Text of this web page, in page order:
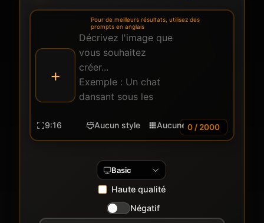
0 / 2000
Pour de meilleurs résultats, utilisez des
prompts en anglais
+
9:16 Aucun style Aucune couleur Aucun
Basic
Haute qualité
Négatif